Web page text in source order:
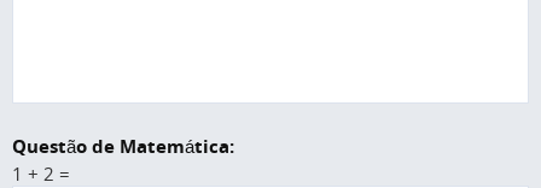
Questão de Matemática:
1 + 2 =